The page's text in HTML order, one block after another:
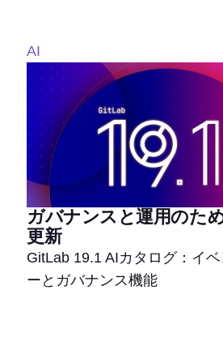
AI
ガバナンスと運用のた
更新
GitLab 19.1 AIカタログ：イ
ーとガバナンス機能